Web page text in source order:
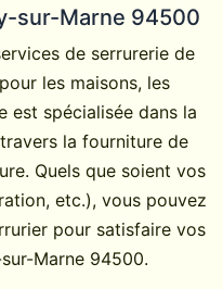
sur-Marne 94500
de serrurerie de
les maisons, les
est spécialisée dans la
la fourniture de
Quels que soient vos
etc.), vous pouvez
pour satisfaire vos
Marne 94500.